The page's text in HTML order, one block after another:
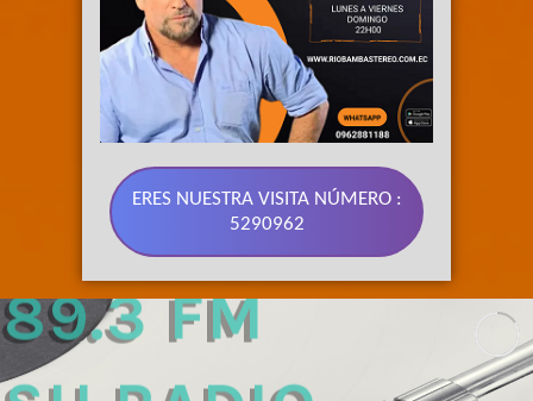
ERES NUESTRA VISITA NÚMERO :
5290962
89.3 FM